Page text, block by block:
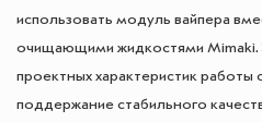
использовать модуль вайпера
очищающими жидкостями Mimaki.
проектных характеристик работы
поддержание стабильного